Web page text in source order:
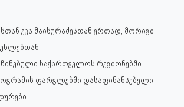
ეკა მაისურაძესთან ერთად, მორიგი
საქართველოს რეგიონებში
ფარგლებში დასაფინანსებელი